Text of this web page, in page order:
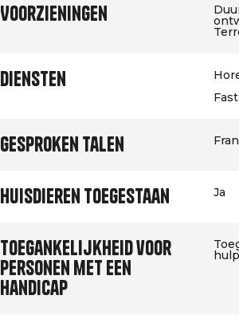
Voorzieningen
Diensten
Gesproken talen
Huisdieren toegestaan Ja
Toegankelijkheid voor
personen met een
handicap
hulp